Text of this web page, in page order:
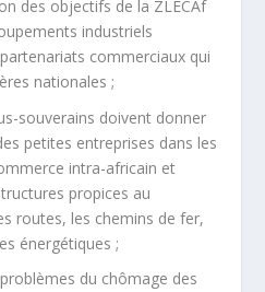
des objectifs de la ZLECAf
industriels
commerciaux qui
nationales ;
souverains doivent donner
petites entreprises dans les
intra-africain et
propices au
routes, les chemins de fer,
énergétiques ;
du chômage des